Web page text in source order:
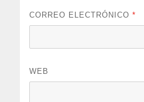
CORREO ELECTRÓNICO*
WEB